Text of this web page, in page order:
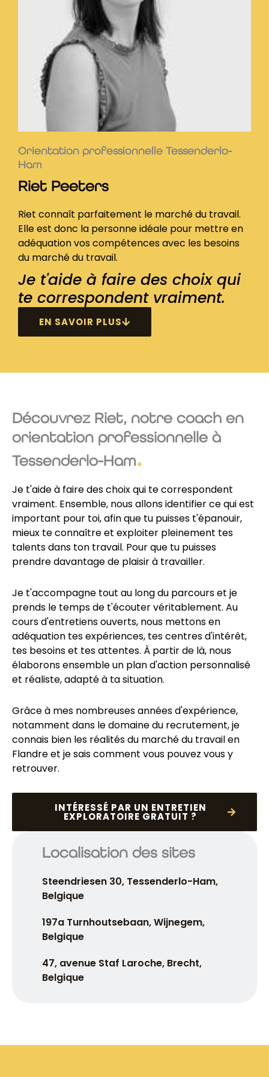
Orientation professionnelle Tessenderlo-
Ham
Riet Peeters
Riet connaît parfaitement le marché du travail.
Elle est donc la personne idéale pour mettre en
adéquation vos compétences avec les besoins
du marché du travail.
Je t'aide à faire des choix qui
te correspondent vraiment.
EN SAVOIR PLUS
Découvrez Riet, notre coach en
orientation professionnelle à
Tessenderlo-Ham
Je t'aide à faire des choix qui te correspondent
vraiment. Ensemble, nous allons identifier ce qui est
important pour toi, afin que tu puisses t'épanouir,
mieux te connaître et exploiter pleinement tes
talents dans ton travail. Pour que tu puisses
prendre davantage de plaisir à travailler.
Je t'accompagne tout au long du parcours et je
prends le temps de t'écouter véritablement. Au
cours d'entretiens ouverts, nous mettons en
adéquation tes expériences, tes centres d'intérêt,
tes besoins et tes attentes. À partir de là, nous
élaborons ensemble un plan d'action personnalisé
et réaliste, adapté à ta situation.
Grâce à mes nombreuses années d'expérience,
notamment dans le domaine du recrutement, je
connais bien les réalités du marché du travail en
Flandre et je sais comment vous pouvez vous y
retrouver.
INTÉRESSÉ PAR UN ENTRETIEN
EXPLORATOIRE GRATUIT ?
Localisation des sites
Steendriesen 30, Tessenderlo-Ham,
Belgique
197a Turnhoutsebaan, Wijnegem,
Belgique
47, avenue Staf Laroche, Brecht,
Belgique